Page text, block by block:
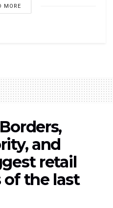
MORE
and
retail
the last